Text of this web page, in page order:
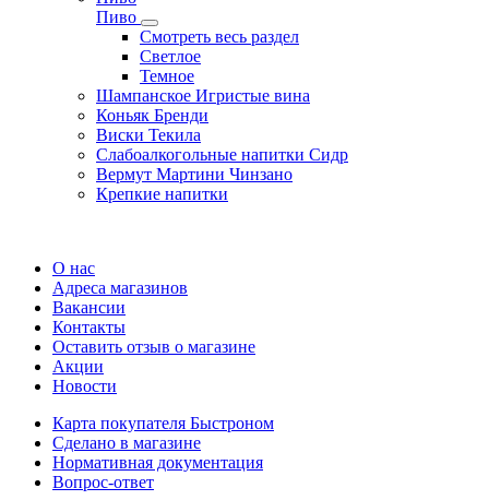
Пиво
Смотреть весь раздел
Cветлое
Темное
Шампанское Игристые вина
Коньяк Бренди
Виски Текила
Слабоалкогольные напитки Сидр
Вермут Мартини Чинзано
Крепкие напитки
О нас
Адреса магазинов
Вакансии
Контакты
Оставить отзыв о магазине
Акции
Новости
Карта покупателя Быстроном
Сделано в магазине
Нормативная документация
Вопрос-ответ